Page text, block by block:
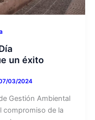
un éxito
03/2024
Gestión Ambiental
compromiso de la